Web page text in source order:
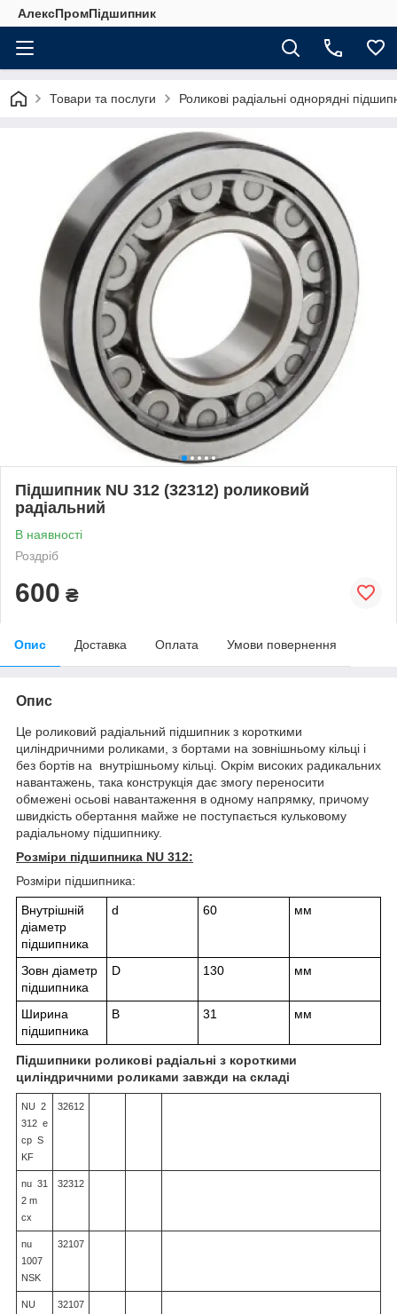
АлексПромПідшипник
Товари та послуги Роликові радіальні однорядні
Підшипник NU 312 (32312) роликовий
радіальний
В наявності
Роздріб
600 ₴
Опис Доставка Оплата Умови повернення
Опис
Це роликовий радіальний підшипник з короткими
циліндричними роликами, з бортами на зовнішньому кільці і
без бортів на внутрішньому кільці. Окрім високих радикальних
навантажень, така конструкція дає змогу переносити
обмежені осьові навантаження в одному напрямку, причому
швидкість обертання майже не поступається кульковому
радіальному підшипнику.
Розміри підшипника NU 312:
Розміри підшипника:
Внутрішній
діаметр
підшипника
d 60 мм
Зовн діаметр
підшипника
D 130 мм
Ширина
підшипника
В 31 мм
Підшипники роликові радіальні з короткими
циліндричними роликами завжди на складі
NU 2
312 e
cp S
KF
32612
nu 31
2 m
cx
32312
nu
1007
NSK
32107
NU
32107